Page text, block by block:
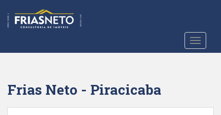
t
Frias Neto - Piracicaba